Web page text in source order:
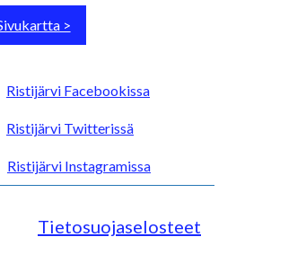
>
Ristijärvi Facebookissa
Ristijärvi Twitterissä
Ristijärvi Instagramissa
Tietosuojaselosteet